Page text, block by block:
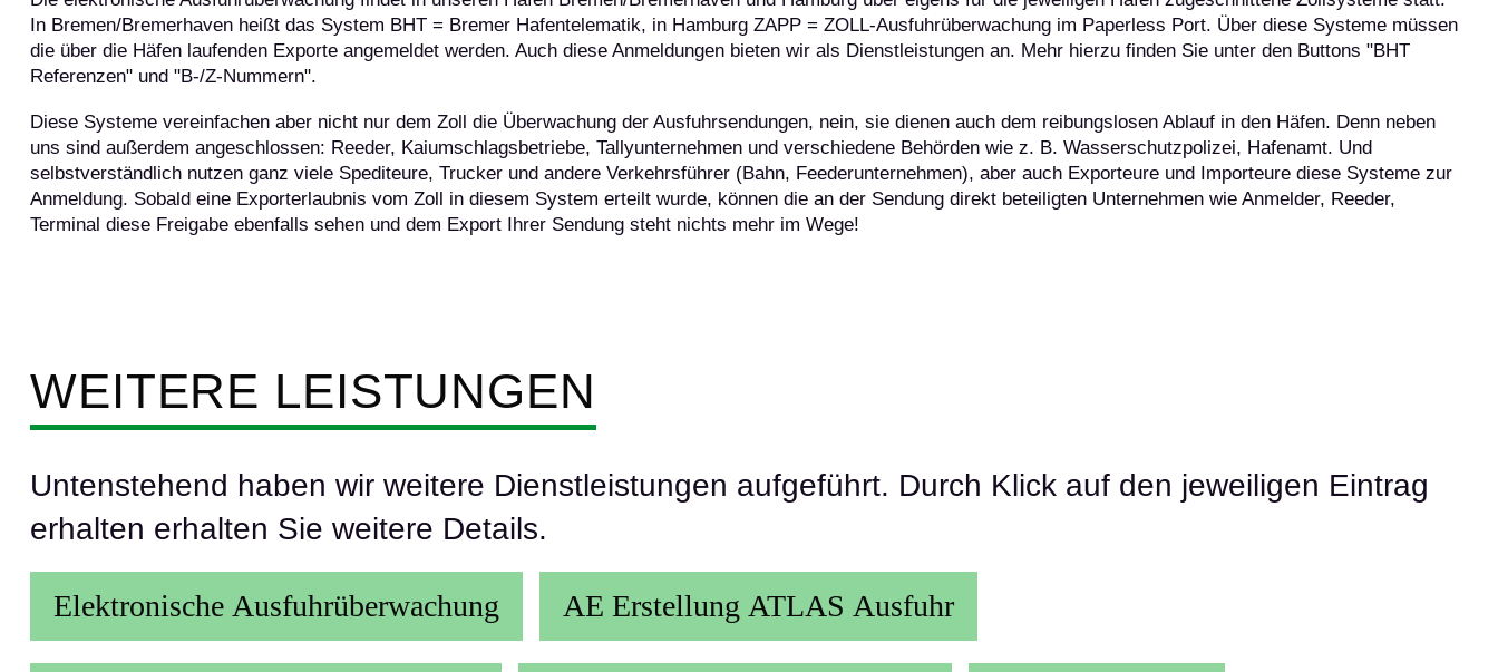
In Bremen/Bremerhaven heißt das System BHT = Bremer Hafentelematik, in Hamburg ZAPP = ZOLL-Ausfuhrüberwachung im Paperless Port. Über diese Systeme müssen
die über die Häfen laufenden Exporte angemeldet werden. Auch diese Anmeldungen bieten wir als Dienstleistungen an. Mehr hierzu finden Sie unter den Buttons "BHT
Referenzen" und "B-/Z-Nummern".
Diese Systeme vereinfachen aber nicht nur dem Zoll die Überwachung der Ausfuhrsendungen, nein, sie dienen auch dem reibungslosen Ablauf in den Häfen. Denn neben
uns sind außerdem angeschlossen: Reeder, Kaiumschlagsbetriebe, Tallyunternehmen und verschiedene Behörden wie z. B. Wasserschutzpolizei, Hafenamt. Und
selbstverständlich nutzen ganz viele Spediteure, Trucker und andere Verkehrsführer (Bahn, Feederunternehmen), aber auch Exporteure und Importeure diese Systeme zur
Anmeldung. Sobald eine Exporterlaubnis vom Zoll in diesem System erteilt wurde, können die an der Sendung direkt beteiligten Unternehmen wie Anmelder, Reeder,
Terminal diese Freigabe ebenfalls sehen und dem Export Ihrer Sendung steht nichts mehr im Wege!
WEITERE LEISTUNGEN
Untenstehend haben wir weitere Dienstleistungen aufgeführt. Durch Klick auf den jeweiligen Eintrag
erhalten erhalten Sie weitere Details.
Elektronische Ausfuhrüberwachung AE Erstellung ATLAS Ausfuhr